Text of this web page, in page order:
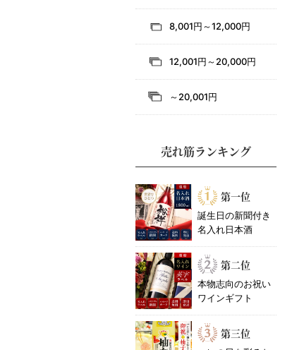
8,001円～12,000円
12,001円～20,000円
～20,001円
売れ筋ランキング
第一位
誕生日の新聞付き
名入れ日本酒
第二位
本物志向のお祝い
ワインギフト
第三位